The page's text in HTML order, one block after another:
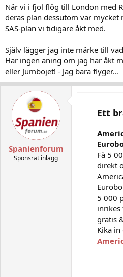
När vi i fjol flög till London med
deras plan dessutom var
SAS-plan vi tidigare åkt med.
Själv lägger jag inte märke till
Har ingen aning om jag har åkt
eller Jumbojet! - Jag bara flyger…
Spanienforum
Sponsrat inlägg
Ett
Få 5
direkt
5 000
inrikes
gratis
Kika